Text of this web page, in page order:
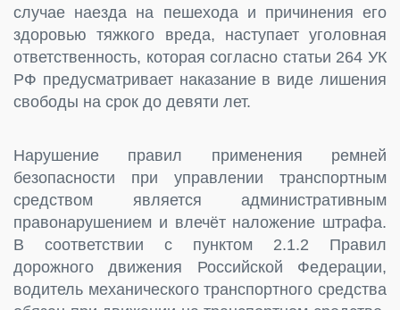
случае наезда на пешехода и причинения его
здоровью тяжкого вреда, наступает уголовная
ответственность, которая согласно статьи 264 УК
РФ предусматривает наказание в виде лишения
свободы на срок до девяти лет.
Нарушение правил применения ремней
безопасности при управлении транспортным
средством является административным
правонарушением и влечёт наложение штрафа.
В соответствии с пунктом 2.1.2 Правил
дорожного движения Российской Федерации,
водитель механического транспортного средства